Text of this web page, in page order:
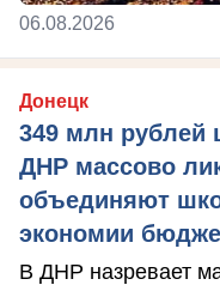
06.08.2026
Донецк
349 млн рублей
ДНР массово
объединяют
экономии
В ДНР назревает